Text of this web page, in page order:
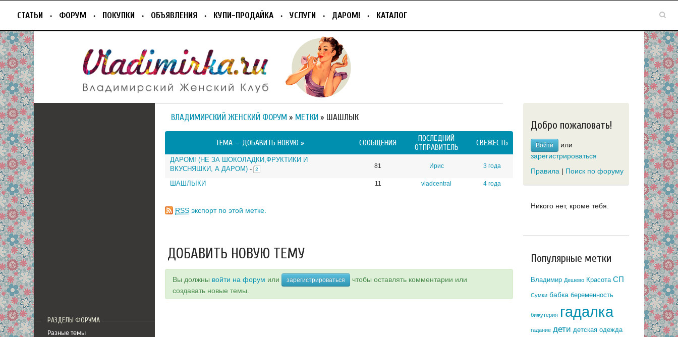
СТАТЬИ ФОРУМ ПОКУПКИ ОБЪЯВЛЕНИЯ КУПИ-ПРОДАЙКА УСЛУГИ ДАРОМ! КАТАЛОГ
РАЗДЕЛЫ ФОРУМА
Разные темы
ВЛАДИМИРСКИЙ ЖЕНСКИЙ ФОРУМ » МЕТКИ » ШАШЛЫК
ТЕМА — ДОБАВИТЬ НОВУЮ » СООБЩЕНИЯ
ПОСЛЕДНИЙ
ОТПРАВИТЕЛЬ
СВЕЖЕСТЬ
ДАРОМ! (НЕ ЗА ШОКОЛАДКИ,ФРУКТИКИ И
ВКУСНЯШКИ, А ДАРОМ) - 2
81 Ирис 3 года
ШАШЛЫКИ 11 vladcentral 4 года
RSS экспорт по этой метке.
ДОБАВИТЬ НОВУЮ ТЕМУ
Вы должны войти на форум или зарегистрироваться
чтобы оставлять комментарии или
создавать новые темы.
Добро пожаловать!
Войти
или
зарегистрироваться
Правила | Поиск по форуму
Никого нет, кроме тебя.
Популярные метки
Владимир Дешево Красота СП
Сумки бабка беременность
бижутерия гадалка
гадание дети детская одежда